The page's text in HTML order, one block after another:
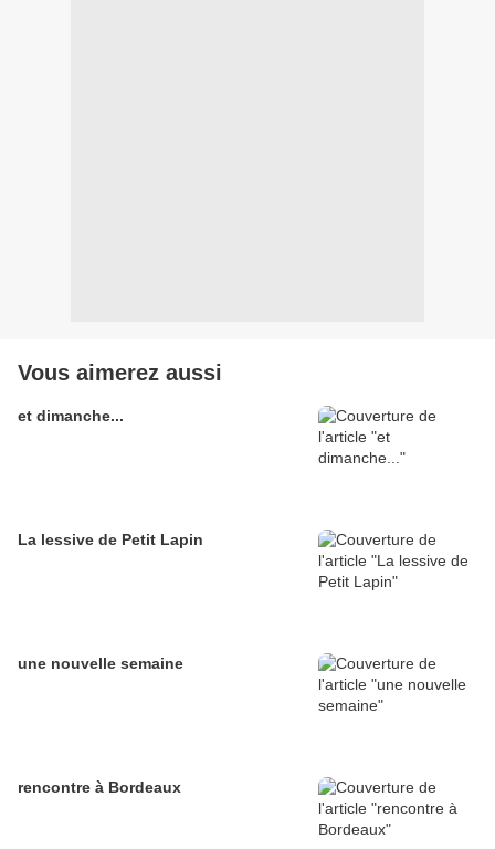
Vous aimerez aussi
et dimanche...
La lessive de Petit Lapin
une nouvelle semaine
rencontre à Bordeaux